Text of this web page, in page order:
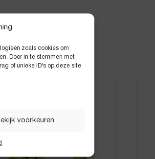
zoals cookies om
Door in te stemmen met
of unieke ID's op deze site
voorkeuren
ook